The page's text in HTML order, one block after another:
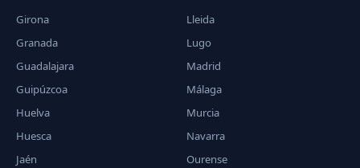
Girona
Granada
Guadalajara
Guipúzcoa
Huelva
Huesca
Jaén
Lleida
Lugo
Madrid
Málaga
Murcia
Navarra
Ourense